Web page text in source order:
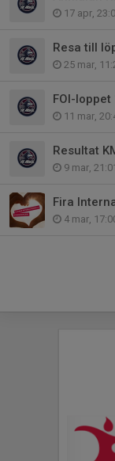
17 apr,
Resa till
25 mar,
FOI-
11 mar,
Resultat
9 mar,
4 mar,